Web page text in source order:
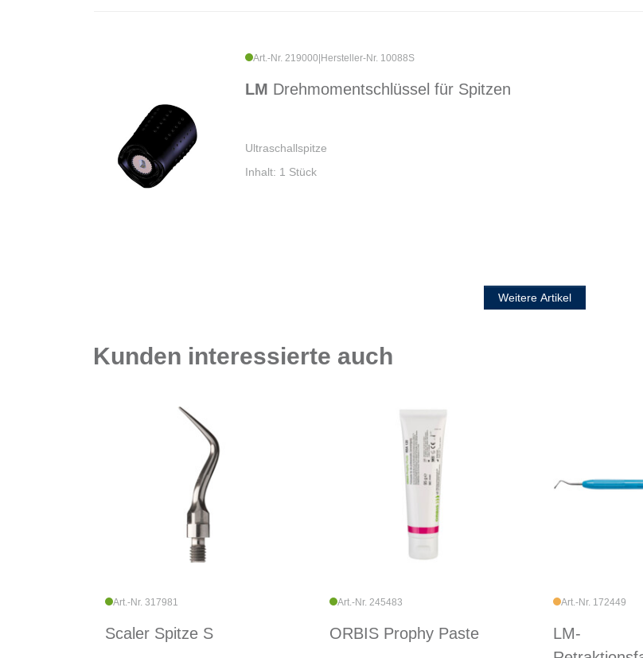
Art.-Nr. 219000 Hersteller-Nr. 10088S
LM Drehmomentschlüssel für Spitzen
Ultraschallspitze
Inhalt: 1 Stück
Weitere Artikel
Kunden interessierte auch
Art.-Nr. 317981
Scaler Spitze S
Art.-Nr. 245483
ORBIS Prophy Paste
Art.-Nr. 172449
LM-